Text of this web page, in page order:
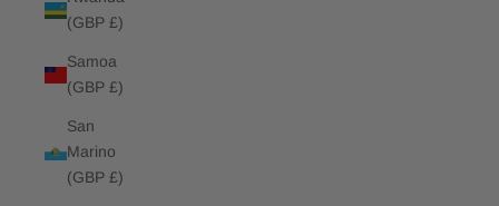
(GBP £)
Samoa
(GBP £)
San
Marino
(GBP £)